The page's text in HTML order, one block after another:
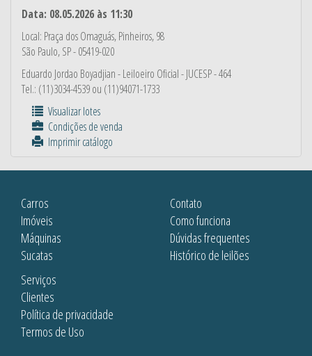
Data: 08.05.2026 às 11:30
Local: Praça dos Omaguás, Pinheiros, 98
São Paulo, SP - 05419-020
Eduardo Jordao Boyadjian- Leiloeiro Oficial - JUCESP - 464
Tel.: (11)3034-4539 ou (11)94071-1733
Visualizar lotes
Condições de venda
Imprimir catálogo
Carros
Imóveis
Máquinas
Sucatas
Contato
Como funciona
Dúvidas frequentes
Histórico de leilões
Serviços
Clientes
Política de privacidade
Termos de Uso